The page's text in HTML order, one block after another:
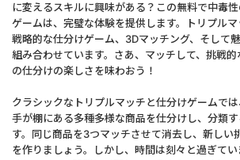
に変えるスキルに興味がある？この無料で中毒
ゲームは、完璧な体験を提供します。トリプルマ
戦略的な仕分けゲーム、3Dマッチング、そして
組み合わせています。さあ、マッチして、挑戦
の仕分けの楽しさを味わおう！
クラシックなトリプルマッチと仕分けゲームで
手が棚にある多種多様な商品を仕分けし、分類
す。同じ商品を3つマッチさせて消去し、新しい
を作りましょう。しかし、時間は刻々と過ぎて